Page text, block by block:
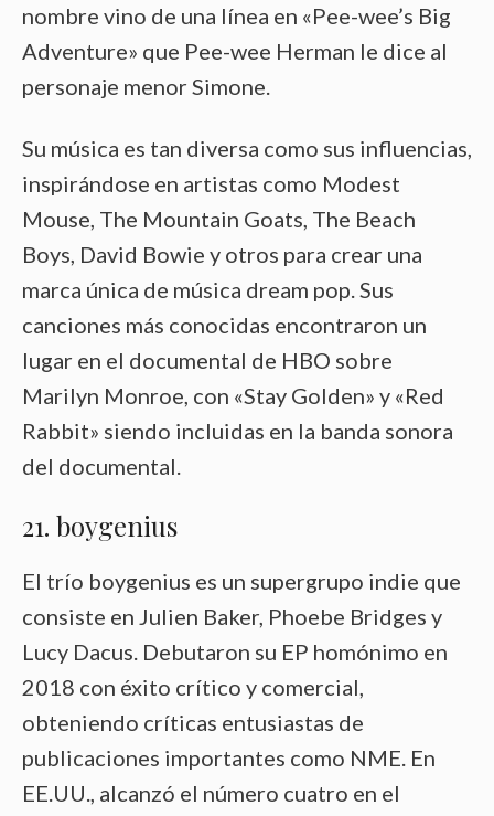
nombre vino de una línea en «Pee-wee’s Big
Adventure» que Pee-wee Herman le dice al
personaje menor Simone.
Su música es tan diversa como sus influencias,
inspirándose en artistas como Modest
Mouse, The Mountain Goats, The Beach
Boys, David Bowie y otros para crear una
marca única de música dream pop. Sus
canciones más conocidas encontraron un
lugar en el documental de HBO sobre
Marilyn Monroe, con «Stay Golden» y «Red
Rabbit» siendo incluidas en la banda sonora
del documental.
21. boygenius
El trío boygenius es un supergrupo indie que
consiste en Julien Baker, Phoebe Bridges y
Lucy Dacus. Debutaron su EP homónimo en
2018 con éxito crítico y comercial,
obteniendo críticas entusiastas de
publicaciones importantes como NME. En
EE.UU., alcanzó el número cuatro en el